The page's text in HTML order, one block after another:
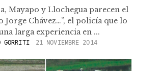
Mayapo y Llochegua parecen el
Jorge Chávez…”, el policía que lo
larga experiencia en ...
GORRITI 21 NOVIEMBRE 2014